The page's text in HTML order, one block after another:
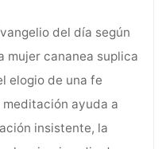
del día según
mujer cananea suplica
elogio de una fe
ayuda a
insistente, la